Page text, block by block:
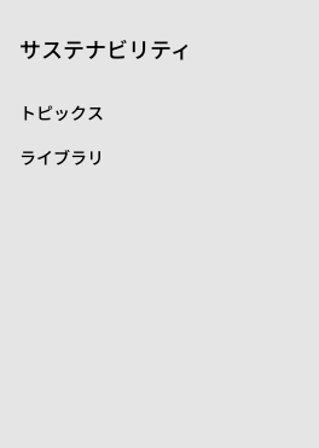
サステナビリティ
トピックス
ライブラリ